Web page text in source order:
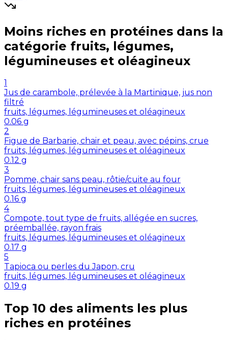
Moins riches en protéines dans la
catégorie fruits, légumes,
légumineuses et oléagineux
1
Jus de carambole, prélevée à la Martinique, jus non
filtré
fruits, légumes, légumineuses et oléagineux
0.06 g
2
Figue de Barbarie, chair et peau, avec pépins, crue
fruits, légumes, légumineuses et oléagineux
0.12 g
3
Pomme, chair sans peau, rôtie/cuite au four
fruits, légumes, légumineuses et oléagineux
0.16 g
4
Compote, tout type de fruits, allégée en sucres,
préemballée, rayon frais
fruits, légumes, légumineuses et oléagineux
0.17 g
5
Tapioca ou perles du Japon, cru
fruits, légumes, légumineuses et oléagineux
0.19 g
Top 10 des aliments les plus
riches en protéines